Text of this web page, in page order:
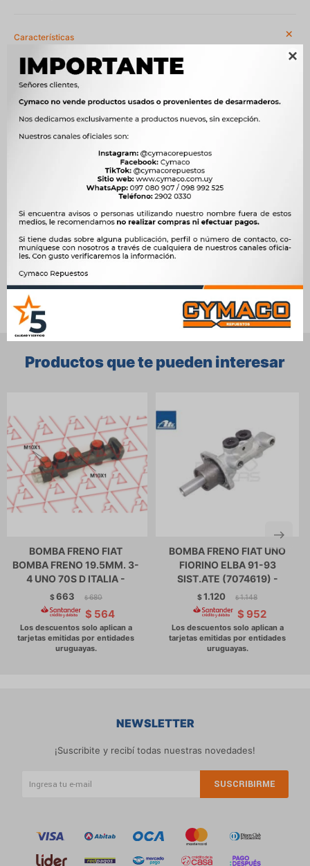

Características
Año 2008 - 2014, 2008 - 2015, 2015 - 2018
Compatibilidad CHERY
1.3 16V SQR473F NAFTA, 1.5 16V SQR477F NAFTA
A13-3505010AC
Ver mas productos de la marca Sin Marca
Productos que te pueden interesar
BOMBA FRENO FIAT
BOMBA FRENO 19.5MM. 3-
4 UNO 70S D ITALIA -
$663 $ 680
$ 564
BOMBA FRENO FIAT UNO
FIORINO ELBA 91-93
SIST.ATE (7074619) -
$1.120 $ 1.148
$ 952
NEWSLETTER
¡Suscribite y recibí todas nuestras novedades!
SUSCRIBIRME